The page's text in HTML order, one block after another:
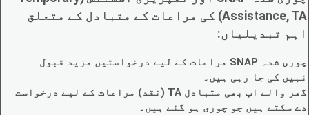
Assistance, TA) کی مراعات کے متبادل کے متعلق
اہم تبدیلیاں:
چوری شدہ SNAP مراعات کے لیے درخواستیں مزید قبول
نہیں کی جا رہی ہیں۔
گھر والے اب بھی متبادل TA (نقد) مراعات کے لیے درخواست
دے سکتے ہیں جو چوری ہو گئے ہیں۔